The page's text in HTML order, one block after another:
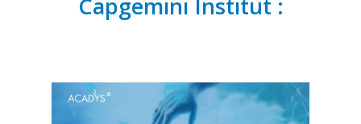
Capgemini Institut :